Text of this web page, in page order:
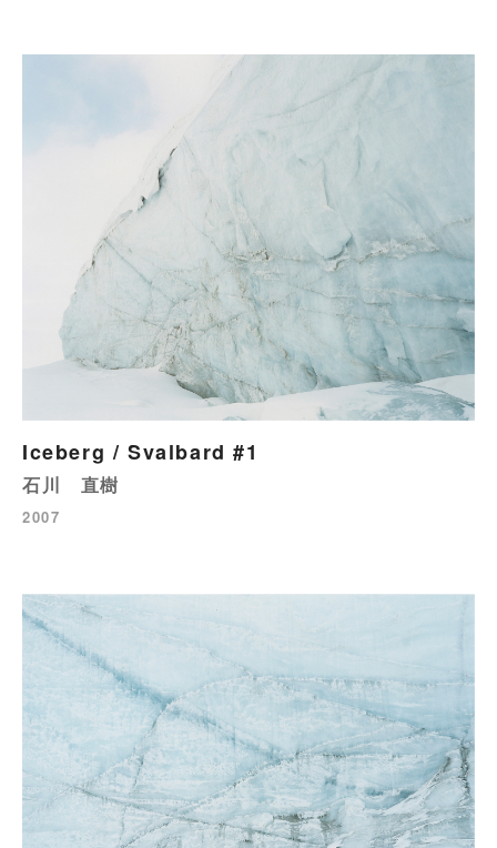
Iceberg / Svalbard #1
石川 直樹
2007